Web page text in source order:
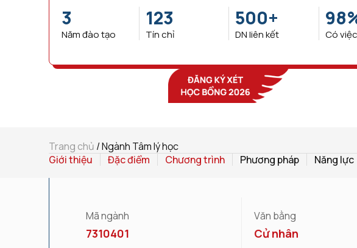
Năm đào tạo
3
Tín chỉ
123
DN liên kết
500+
Có
98
Trang chủ /Ngành Tâm lý học
Giới thiệu
Đặc điểm Chương trình Phương pháp Năng lực
Mã ngành
7310401
Văn bằng
Cử nhân